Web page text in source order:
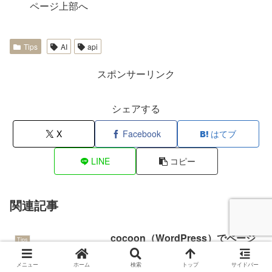
ページ上部へ
Tips AI api
スポンサーリンク
シェアする
X Facebook はてブ
LINE コピー
関連記事
Tips
cocoon（WordPress）でページ
内リンクをスムーズにスクロール
する方法
メニュー ホーム 検索 トップ サイドバー